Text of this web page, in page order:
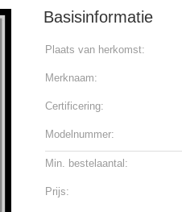
Basisinformatie
Plaats van herkomst:
Merknaam:
Certificering:
Modelnummer:
Min. bestelaantal:
Prijs: